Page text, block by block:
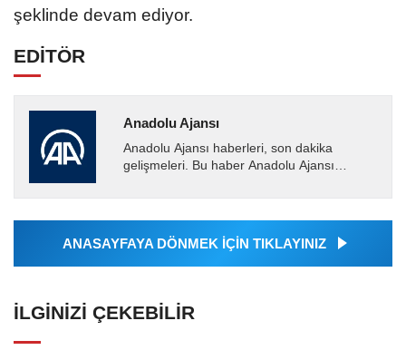
şeklinde devam ediyor.
EDİTÖR
Anadolu Ajansı
Anadolu Ajansı haberleri, son dakika
gelişmeleri. Bu haber Anadolu Ajansı
tarafından geçilen tüm...
ANASAYFAYA DÖNMEK İÇİN TIKLAYINIZ
İLGINIZI ÇEKEBILIR